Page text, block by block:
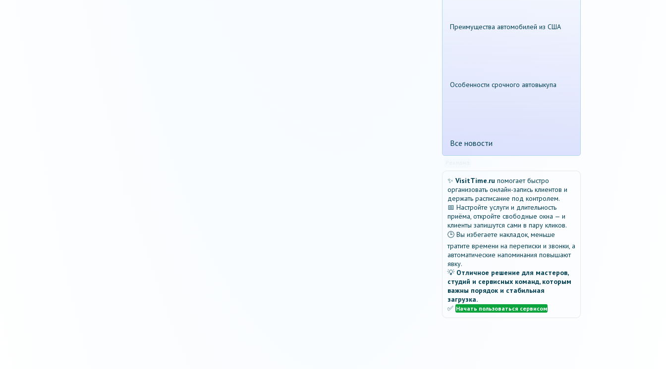
Преимущества автомобилей из США
Особенности срочного автовыкупа
Все новости
✨ VisitTime.ru помогает быстро
организовать онлайн-запись клиентов и
держать расписание под контролем.
📅 Настройте услуги и длительность
приёма, откройте свободные окна — и
клиенты запишутся сами в пару кликов.
🕒 Вы избегаете накладок, меньше
тратите времени на переписки и звонки, а
автоматические напоминания повышают
явку.
💡 Отличное решение для мастеров,
студий и сервисных команд, которым
важны порядок и стабильная
загрузка.
✅ Начать пользоваться сервисом